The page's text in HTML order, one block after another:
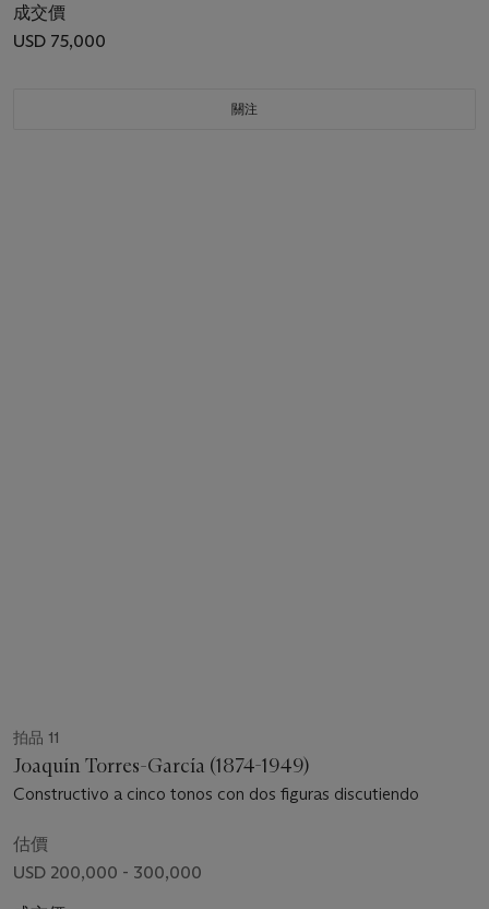
成交價
USD 75,000
關注
拍品 11
Joaquín Torres-García (1874-1949)
Constructivo a cinco tonos con dos figuras discutiendo
估價
USD 200,000 - 300,000